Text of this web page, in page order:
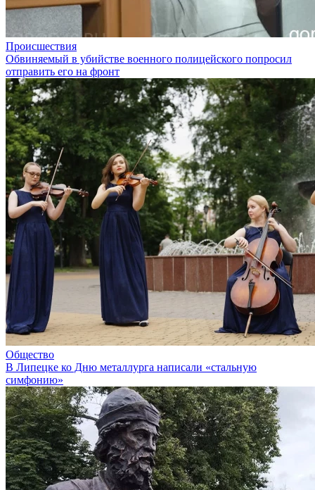
Происшествия
Обвиняемый в убийстве военного полицейского попросил
отправить его на фронт
Общество
В Липецке ко Дню металлурга написали «стальную
симфонию»